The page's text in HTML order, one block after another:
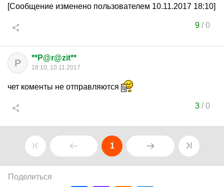
[Сообщение изменено пользователем 10.11.2017 18:10]
9/0
P **P@r@zit**
18:10, 10.11.2017
чет коменты не отправляются
3/0
1
Поделиться